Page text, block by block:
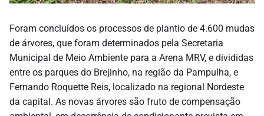
Foram concluídos os processos de plantio de 4.600 mudas
de árvores, que foram determinados pela Secretaria
Municipal de Meio Ambiente para a Arena MRV, e divididas
entre os parques do Brejinho, na região da Pampulha, e
Fernando Roquette Reis, localizado na regional Nordeste
da capital. As novas árvores são fruto de compensação